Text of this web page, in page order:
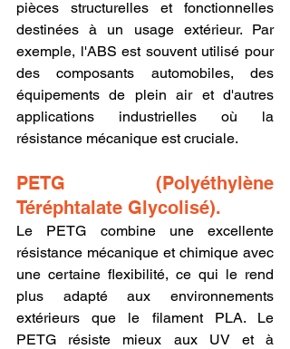
pièces structurelles et fonctionnelles
destinées à un usage extérieur. Par
exemple, l'ABS est souvent utilisé pour
des composants automobiles, des
équipements de plein air et d'autres
applications industrielles où la
résistance mécanique est cruciale.
PETG (Polyéthylène
Téréphtalate Glycolisé).
Le PETG combine une excellente
résistance mécanique et chimique avec
une certaine flexibilité, ce qui le rend
plus adapté aux environnements
extérieurs que le filament PLA. Le
PETG résiste mieux aux UV et à